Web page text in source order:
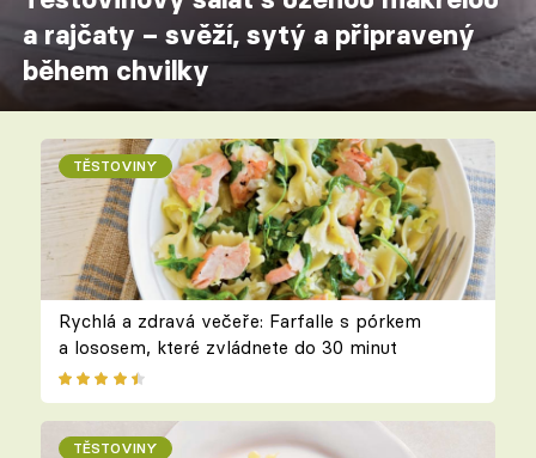
a rajčaty – svěží, sytý a připravený
během chvilky
TĚSTOVINY
Rychlá a zdravá večeře: Farfalle s pórkem
a lososem, které zvládnete do 30 minut
TĚSTOVINY